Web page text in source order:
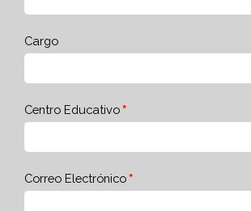
Cargo
Centro Educativo
Correo Electrónico